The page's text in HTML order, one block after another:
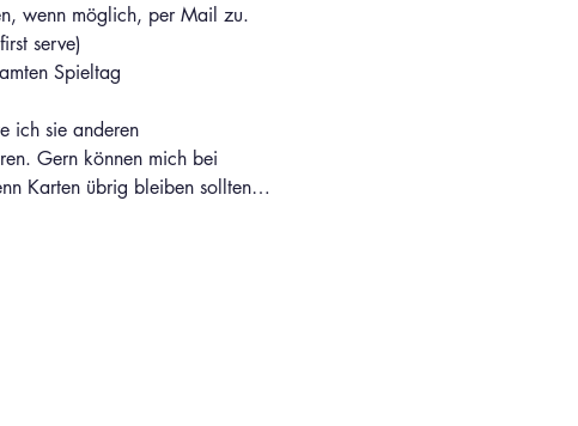
wenn möglich, per Mail zu.
serve)
Spieltag
ich sie anderen
Gern können mich bei
Karten übrig bleiben sollten…